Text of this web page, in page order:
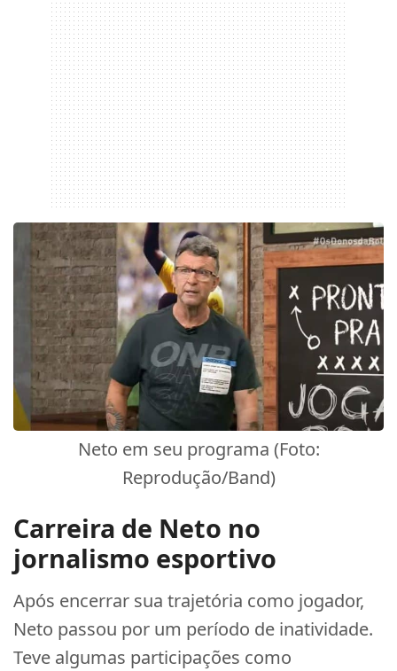
Neto em seu programa (Foto:
Reprodução/Band)
Carreira de Neto no
jornalismo esportivo
Após encerrar sua trajetória como jogador,
Neto passou por um período de inatividade.
Teve algumas participações como